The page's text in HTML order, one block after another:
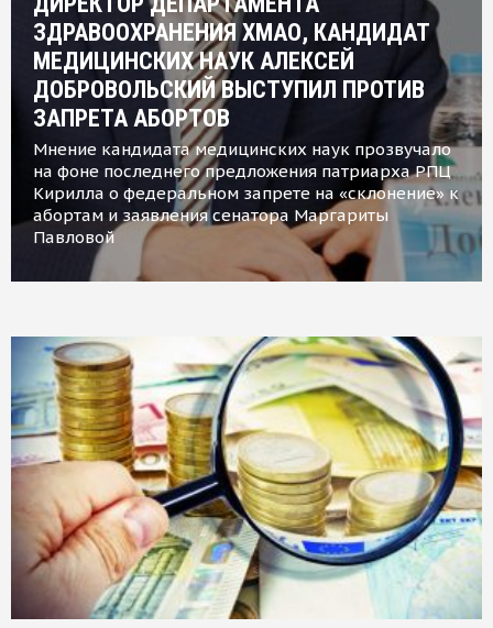
ЗДРАВООХРАНЕНИЯ ХМАО, КАНДИДАТ
МЕДИЦИНСКИХ НАУК АЛЕКСЕЙ
ДОБРОВОЛЬСКИЙ ВЫСТУПИЛ ПРОТИВ
ЗАПРЕТА АБОРТОВ
Мнение кандидата медицинских наук прозвучало
на фоне последнего предложения патриарха РПЦ
Кирилла о федеральном запрете на «склонение» к
абортам и заявления сенатора Маргариты
Павловой